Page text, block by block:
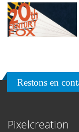
Restons en
Pixelcreation